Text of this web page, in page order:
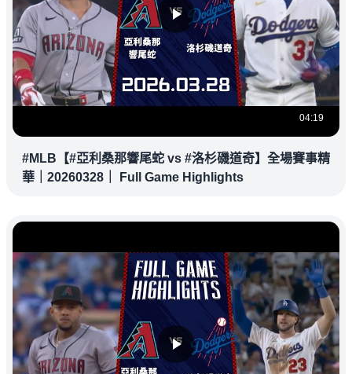
04:19
#MLB【#亞利桑那響尾蛇 vs #洛杉磯道奇】全場賽事精
華｜20260328｜ Full Game Highlights